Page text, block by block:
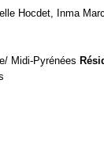
Hocdet, Inma
Midi-Pyrénées